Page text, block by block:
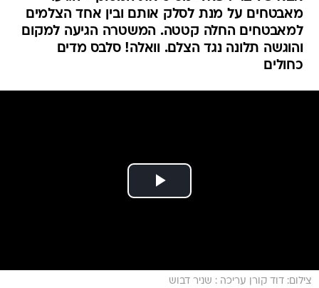
מאבטחים על מנת לסלק אותם ובין אחד הצלמים
למאבטחים החלה קטטה. המשטרה הגיעה למקום
והוגשה תלונה נגד הצלם. וואלה! סלבס מדים
כחולים
צילום: דוד קורן עריכה : שניר דבוש